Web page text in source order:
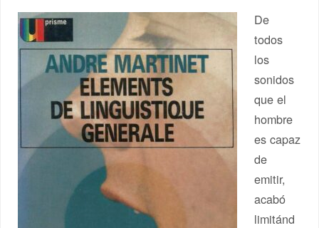
De
todos
los
sonidos
que el
hombre
es capaz
de
emitir,
acabó
limitánd